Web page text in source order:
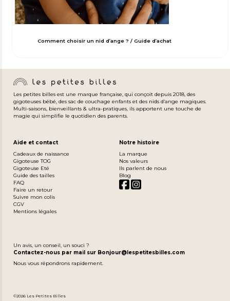
Comment choisir un nid d’ange ? / Guide d’achat
Les petites billes est une marque française, qui conçoit depuis 2018, des
gigoteuses bébé, des sac de couchage enfants et des nids d’ange magiques.
Multi-saisons, bienveillants & ultra-pratiques, ils apportent une touche de
magie qui simplifie le quotidien des parents.
Aide et contact
Cadeaux de naissance
Gigoteuse TOG
Gigoteuse Eté
Guide des tailles
FAQ
Faire un retour
Suivre mon colis
CGV
Mentions légales
Notre histoire
La marque
Nos valeurs
Ils parlent de nous
Blog
Un avis, un conseil, un souci ?
Contactez-nous par mail sur Bonjour@lespetitesbilles.com
Nous vous répondrons rapidement.
©2026 Les Petites Billes